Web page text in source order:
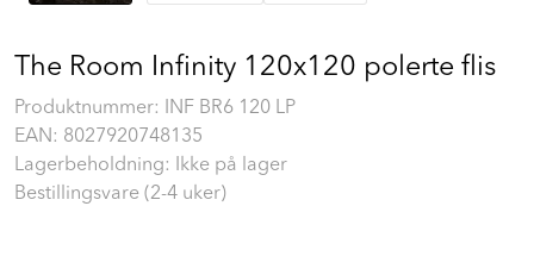
The Room Infinity 120x120 polerte flis
Produktnummer:
INF BR6 120 LP
EAN: 8027920748135
Lagerbeholdning: Ikke på lager
Bestillingsvare (2-4 uker)